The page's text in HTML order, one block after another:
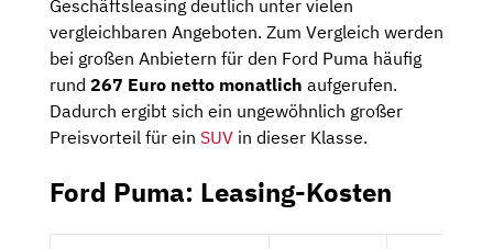
Geschäftsleasing deutlich unter vielen
vergleichbaren Angeboten. Zum Vergleich werden
bei großen Anbietern für den Ford Puma häufig
rund 267 Euro netto monatlich aufgerufen.
Dadurch ergibt sich ein ungewöhnlich großer
Preisvorteil für ein SUV in dieser Klasse.
Ford Puma: Leasing-Kosten